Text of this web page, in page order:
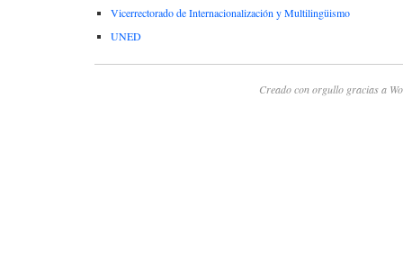
Vicerrectorado de Internacionalización y Multilingüismo
UNED
Creado con orgullo gracias a